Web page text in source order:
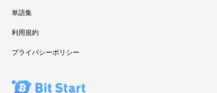
単語集
利用規約
プライバシーポリシー